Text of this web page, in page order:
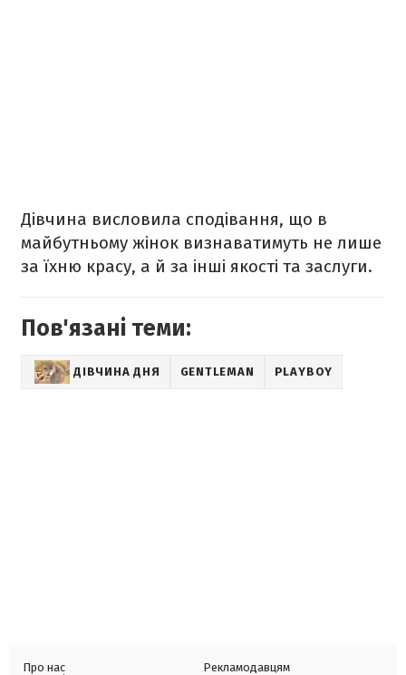
Дівчина висловила сподівання, що в
майбутньому жінок визнаватимуть не лише
за їхню красу, а й за інші якості та заслуги.
Пов'язані теми:
ДІВЧИНА ДНЯ GENTLEMAN PLAYBOY
Про нас
Рекламодавцям